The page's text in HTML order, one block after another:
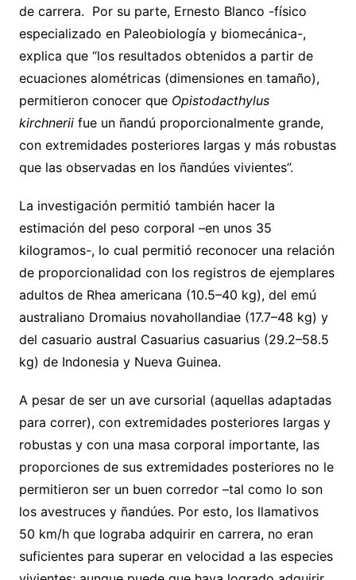
de carrera. Por su parte, Ernesto Blanco -físico
especializado en Paleobiología y biomecánica-,
explica que “los resultados obtenidos a partir de
ecuaciones alométricas (dimensiones en tamaño),
permitieron conocer que Opistodacthylus
kirchneriifue un ñandú proporcionalmente grande,
con extremidades posteriores largas y más robustas
que las observadas en los ñandúes vivientes”.
La investigación permitió también hacer la
estimación del peso corporal –en unos 35
kilogramos-, lo cual permitió reconocer una relación
de proporcionalidad con los registros de ejemplares
adultos de Rhea americana (10.5–40 kg), del emú
australiano Dromaius novahollandiae (17.7–48 kg) y
del casuario austral Casuarius casuarius (29.2–58.5
kg) de Indonesia y Nueva Guinea.
A pesar de ser un ave cursorial (aquellas adaptadas
para correr), con extremidades posteriores largas y
robustas y con una masa corporal importante, las
proporciones de sus extremidades posteriores no le
permitieron ser un buen corredor –tal como lo son
los avestruces y ñandúes. Por esto, los llamativos
50 km/h que lograba adquirir en carrera, no eran
suficientes para superar en velocidad a las especies